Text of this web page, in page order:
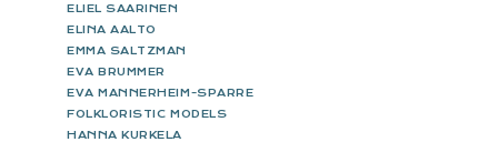
ELIEL SAARINEN
ELINA AALTO
EMMA SALTZMAN
EVA BRUMMER
EVA MANNERHEIM-SPARRE
FOLKLORISTIC MODELS
HANNA KURKELA